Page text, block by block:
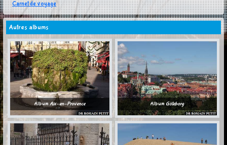
Carnet de voyage
Autres albums
Album Aix-en-Provence Album Göteborg